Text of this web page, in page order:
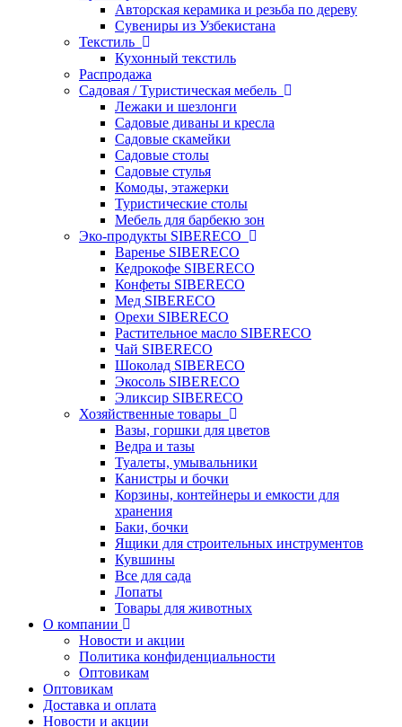
Авторская керамика и резьба по дереву
Сувениры из Узбекистана
Текстиль
Кухонный текстиль
Распродажа
Садовая / Туристическая мебель
Лежаки и шезлонги
Садовые диваны и кресла
Садовые скамейки
Садовые столы
Садовые стулья
Комоды, этажерки
Туристические столы
Мебель для барбекю зон
Эко-продукты SIBERECO
Варенье SIBERECO
Кедрокофе SIBERECO
Конфеты SIBERECO
Мед SIBERECO
Орехи SIBERECO
Растительное масло SIBERECO
Чай SIBERECO
Шоколад SIBERECO
Экосоль SIBERECO
Эликсир SIBERECO
Хозяйственные товары
Вазы, горшки для цветов
Ведра и тазы
Туалеты, умывальники
Канистры и бочки
Корзины, контейнеры и емкости для
хранения
Баки, бочки
Ящики для строительных инструментов
Кувшины
Все для сада
Лопаты
Товары для животных
О компании
Новости и акции
Политика конфиденциальности
Оптовикам
Оптовикам
Доставка и оплата
Новости и акции